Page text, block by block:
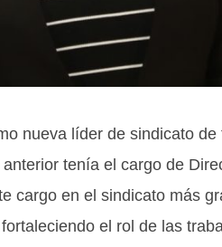
nueva líder de sindicato
tenía el cargo de
cargo en el sindicato más
el rol de las